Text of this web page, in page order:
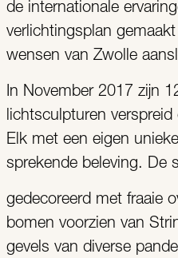
de internationale
verlichtingsplan
wensen van Zwolle
In November 2017 zijn
lichtsculpturen
Elk met een eigen
sprekende beleving. De
gedecoreerd met fraaie
bomen voorzien van
gevels van diverse